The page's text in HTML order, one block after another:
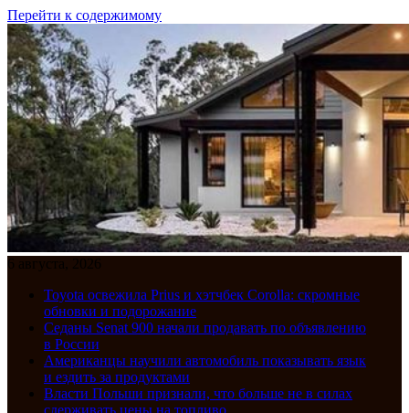
Перейти к содержимому
6 августа, 2026
Toyota освежила Prius и хэтчбек Corolla: скромные
обновки и подорожание
Седаны Senat 900 начали продавать по объявлению
в России
Американцы научили автомобиль показывать язык
и ездить за продуктами
Власти Польши признали, что больше не в силах
сдерживать цены на топливо